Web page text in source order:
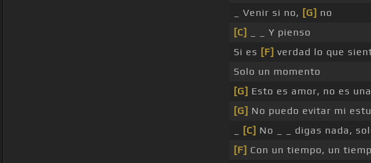
_ Venir si no, [G] no
[C]
_ _ Y pienso
Si es [F] verdad lo que
Solo un momento
[G] Esto es amor, no es
[G] No puedo evitar mi
[C] No _ _ digas nada,
[F] Con un tiempo, un